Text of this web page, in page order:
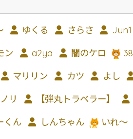
ゆくる さらさ Jun1
ン a2ya 闇のケロ 38
マリリン カツ よし
ノリ 【弾丸トラベラー】
くん しんちゃん いれ～